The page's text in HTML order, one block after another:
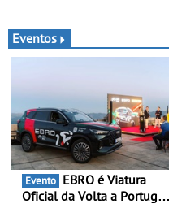
Eventos
Evento
Oficial da Volta a Portugal